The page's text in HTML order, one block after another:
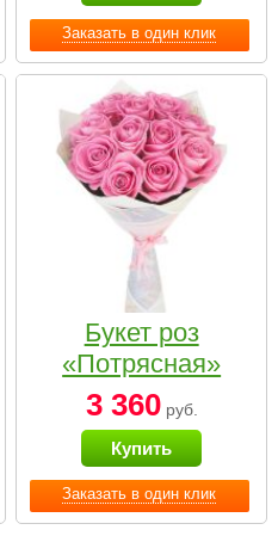
Заказать в один клик
Заказать в один клик
Букет роз
«Потрясная»
3 360руб.
Купить